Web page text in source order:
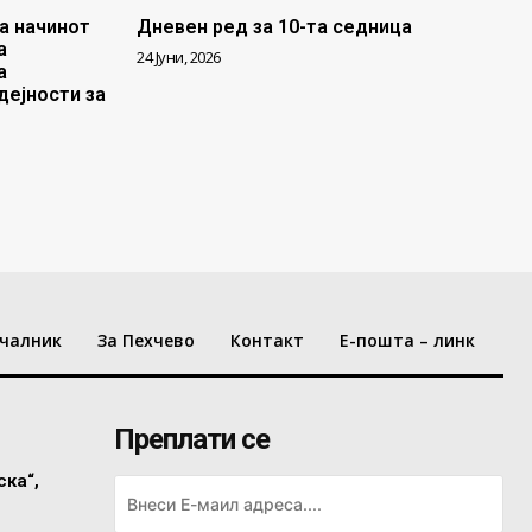
начинот
за
Дневен ред за 10-та седница
24 Јуни, 2026
За Пехчево Контакт Е-пошта – линк
Преплати се